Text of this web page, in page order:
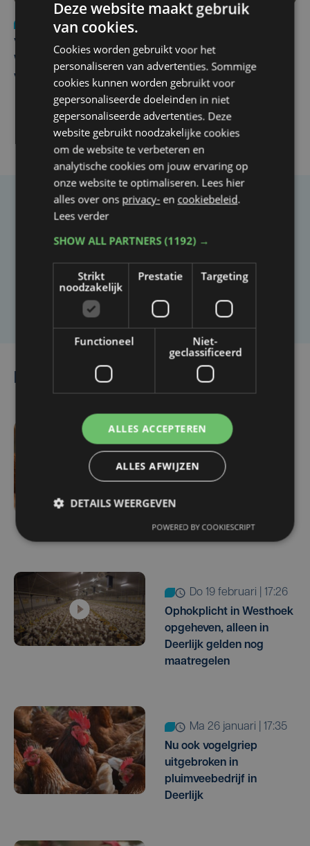
Nieuws
wo 5 augustus | 11:57
Vier Oostendse gynaecologen versterken dienst in AZ
West, dat ook een nieuwe voltijdse gynaecoloog
verwelkomt
Taalfout opgemerkt?
Heb je een taal- of schrijffout opgemerkt in dit
Laat het ons weten
Lees ook
do 26 februari | 11:30
Ook laatste
bewakingszone
Vlaanderen vrij van
vogelgriep
do 19 februari | 17:26
Ophokplicht in Westhoek
opgeheven, alleen in
Deerlijk gelden nog
maatregelen
ma 26 januari | 17:35
Nu ook vogelgriep
uitgebroken in
pluimveebedrijf in
Deerlijk
Deze website maakt gebruik
van cookies.
Cookies worden gebruikt voor het
personaliseren van advertenties. Sommige
cookies kunnen worden gebruikt voor
gepersonaliseerde doeleinden in niet
gepersonaliseerde advertenties. Deze
website gebruikt noodzakelijke cookies
om de website te verbeteren en
analytische cookies om jouw ervaring op
onze website te optimaliseren. Lees hier
alles over ons privacy- en cookiebeleid.
Lees verder
SHOW ALL PARTNERS(1192) →
Strikt
noodzakelijk
Prestatie Targeting
Functioneel
Niet-
geclassificeerd
ALLES ACCEPTEREN
ALLES AFWIJZEN
DETAILS WEERGEVEN
POWERED BY COOKIESCRIPT